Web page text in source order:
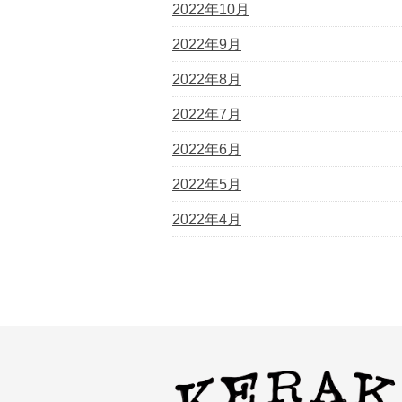
2022年10月
2022年9月
2022年8月
2022年7月
2022年6月
2022年5月
2022年4月